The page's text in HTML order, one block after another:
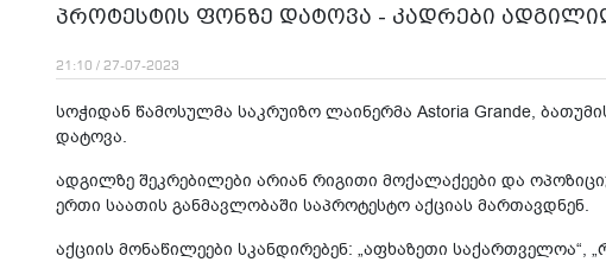
პროტესტის ფონზე დატოვა - კადრები
21:10 / 27-07-2023
სოჭიდან წამოსულმა საკრუიზო ლაინერმა Astoria Grande,
დატოვა.
ადგილზე შეკრებილები არიან რიგითი მოქალაქეები და
ერთი საათის განმავლობაში საპროტესტო აქციას მართავდნენ.
აქციის მონაწილეები სკანდირებენ: „აფხაზეთი საქართველოა“,